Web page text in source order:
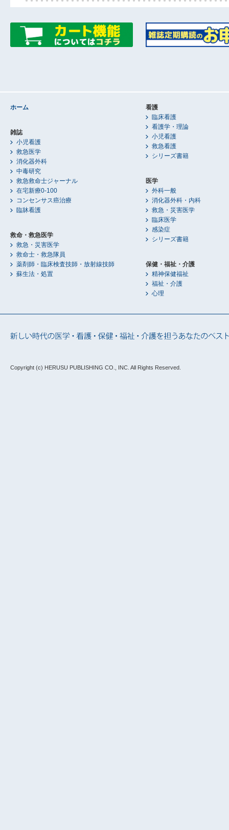
ホーム
雑誌
小児看護
救急医学
消化器外科
中毒研究
救急救命士ジャーナル
在宅新療0-100
コンセンサス癌治療
臨牀看護
救命・救急医学
救急・災害医学
救命士・救急隊員
薬剤師・臨床検査技師・放射線技師
蘇生法・処置
看護
臨床看護
看護学・理論
小児看護
救急看護
シリーズ書籍
医学
外科一般
消化器外科・内科
救急・災害医学
臨床医学
感染症
シリーズ書籍
保健・福祉・介護
精神保健福祉
福祉・介護
心理
Copyright (c) HERUSU PUBLISHING CO., INC. All Rights Reserved.